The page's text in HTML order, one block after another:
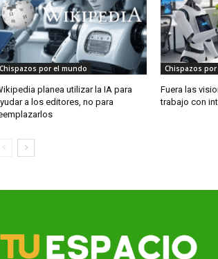
Chispazos por el mundo
planea utilizar la IA para
a los editores, no para
Chispazos
Fuera las
trabajo con